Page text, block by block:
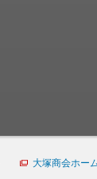
大塚商会ホー